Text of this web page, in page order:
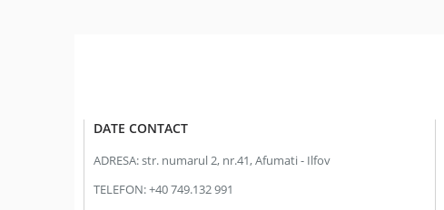
DATE CONTACT
ADRESA:str. numarul 2, nr.41, Afumati - Ilfov
TELEFON:+40 749.132 991